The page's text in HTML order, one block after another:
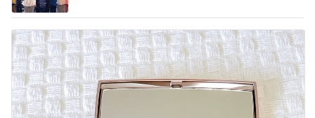
ホクロも消えちゃうファンデーション
Amebaトピックス 1日前